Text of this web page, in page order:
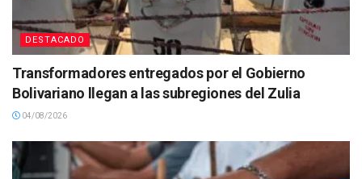
DESTACADO
Transformadores entregados por el Gobierno
Bolivariano llegan a las subregiones del Zulia
04/08/2026